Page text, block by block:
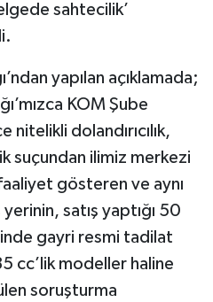
sahtecilik’
yapılan açıklamada;
KOM Şube
dolandırıcılık,
suçundan ilimiz merkezi
gösteren ve aynı
satış yaptığı 50
gayri resmi tadilat
cc’lik modeller haline
soruşturma